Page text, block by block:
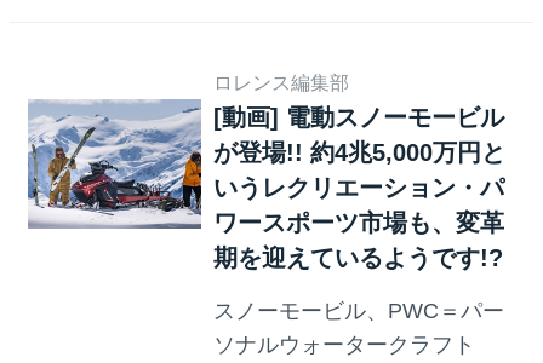
ースは、大きな話題となりま
した。
ロレンス編集部
[動画] 電動スノーモービル
が登場!! 約4兆5,000万円と
いうレクリエーション・パ
ワースポーツ市場も、変革
期を迎えているようです!?
スノーモービル、PWC＝パー
ソナルウォータークラフト